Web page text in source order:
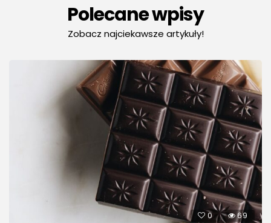
Polecane wpisy
Zobacz najciekawsze artykuły!
0 69